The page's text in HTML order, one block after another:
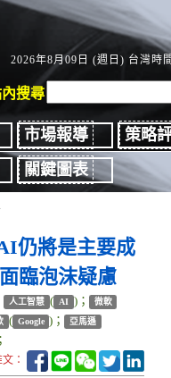
2026年8月09日 (週日) 台灣時
搜尋
市場報導
策略
關鍵圖表
仍將是主要成
臨泡沫疑慮
人工智慧 ( AI )； 微軟
( Google )； 亞馬遜
文：